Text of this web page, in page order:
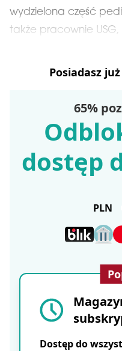
wydzielona część
także pracownie USG,
Posiadasz
65%
dostęp
PLN
Dostęp do